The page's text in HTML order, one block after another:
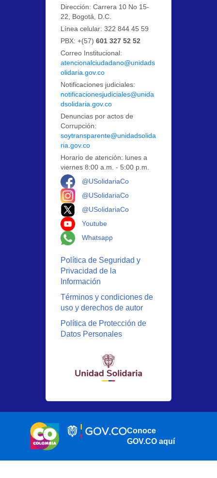
Dirección: Carrera 10 No 15-
22, Bogotá, D.C.
Línea celular: 322 844 45 59
PBX: +(57)601 327 52 52
Correo Institucional:
atencionalciudadano@unidads
olidaria.gov.co
Notificaciones judiciales:
notificacionesjudiciales@unida
dsolidaria.gov.co
Denuncias por actos de
Corrupción:
soytransparente@unidadsolida
ria.gov.co
Horario de atención: lunes a
viernes 8:00 a.m. - 5:00 p.m.
@USolidariaCo
@USolidariaCo
@USolidariaCo
Youtube
Whatsapp
Política de Seguridad y
Privacidad de la
Información
Términos y condiciones de
uso y derechos de autor
Política de Protección de
Datos Personales
Conoce
GOV.CO aquí